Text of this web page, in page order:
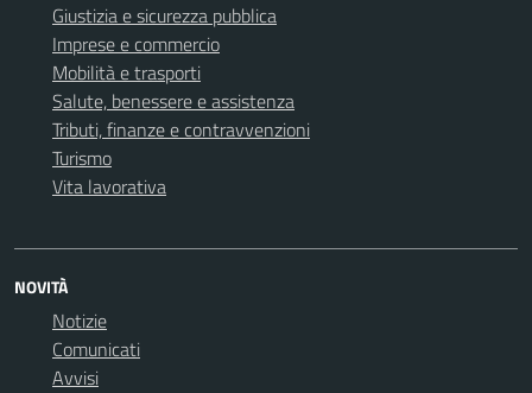
Giustizia e sicurezza pubblica
Imprese e commercio
Mobilità e trasporti
Salute, benessere e assistenza
Tributi, finanze e contravvenzioni
Turismo
Vita lavorativa
NOVITÀ
Notizie
Comunicati
Avvisi